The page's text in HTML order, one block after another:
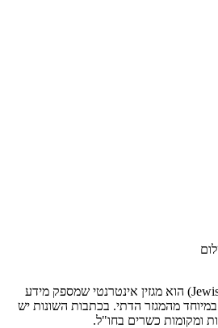
'ותוליכנו לשלום' (Jewish Traveler) הוא מגזין אינטרנטי שמספק מידע
מהמגזר הדתי. בכתבות השונות יש
ומקומות כשרים בחו"ל.